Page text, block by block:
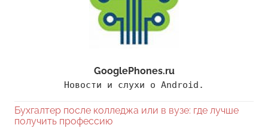
GooglePhones.ru
Новости и слухи о Android.
Бухгалтер после колледжа или в вузе: где лучше
получить профессию